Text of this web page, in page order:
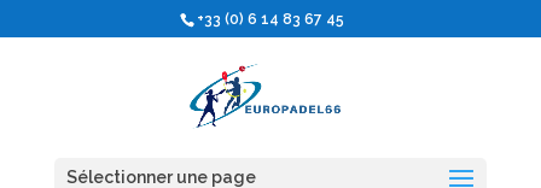
+33 (0) 6 14 83 67 45
Sélectionner une page